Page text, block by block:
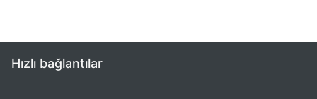
Hızlı bağlantılar